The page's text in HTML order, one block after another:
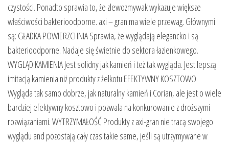
czystości. Ponadto sprawia to, że zlewozmywak wykazuje większe
właściwości bakterioodporne. axi – gran ma wiele przewag. Głównymi
są: GŁADKA POWIERZCHNIA Sprawia, że wyglądają elegancko i są
bakterioodporne. Nadaje się świetnie do sektora łazienkowego.
WYGLĄD KAMIENIA Jest solidny jak kamień i też tak wygląda. Jest lepszą
imitacją kamienia niż produkty z żelkotu EFEKTYWNY KOSZTOWO
Wygląda tak samo dobrze, jak naturalny kamień i Corian, ale jest o wiele
bardziej efektywny kosztowo i pozwala na konkurowanie z droższymi
rozwiązaniami. WYTRZYMAŁOŚĆ Produkty z axi-gran nie tracą swojego
wyglądu and pozostają cały czas takie same, jeśli są utrzymywane w